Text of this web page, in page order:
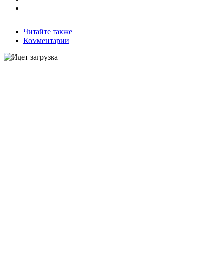
Читайте также
Комментарии